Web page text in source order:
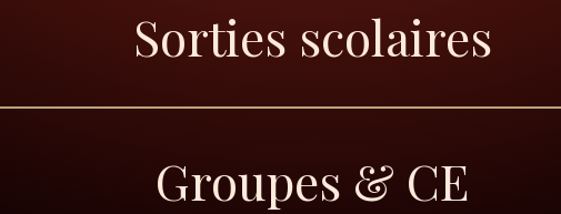
Sorties scolaires
Groupes & CE